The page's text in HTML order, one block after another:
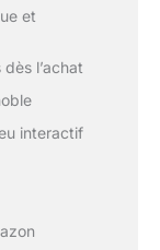
et
l’achat
interactif